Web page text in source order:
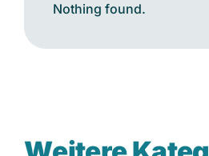
Nothing found.